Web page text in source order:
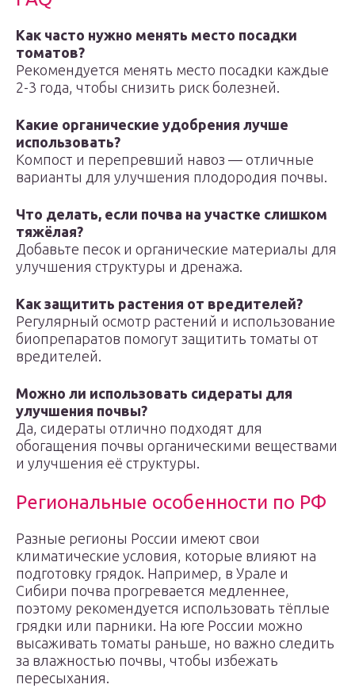
Как часто нужно менять место посадки
томатов?
Рекомендуется менять место посадки каждые
2-3 года, чтобы снизить риск болезней.
Какие органические удобрения лучше
использовать?
Компост и перепревший навоз — отличные
варианты для улучшения плодородия почвы.
Что делать, если почва на участке слишком
тяжёлая?
Добавьте песок и органические материалы для
улучшения структуры и дренажа.
Как защитить растения от вредителей?
Регулярный осмотр растений и использование
биопрепаратов помогут защитить томаты от
вредителей.
Можно ли использовать сидераты для
улучшения почвы?
Да, сидераты отлично подходят для
обогащения почвы органическими веществами
и улучшения её структуры.
Региональные особенности по РФ
Разные регионы России имеют свои
климатические условия, которые влияют на
подготовку грядок. Например, в Урале и
Сибири почва прогревается медленнее,
поэтому рекомендуется использовать тёплые
грядки или парники. На юге России можно
высаживать томаты раньше, но важно следить
за влажностью почвы, чтобы избежать
пересыхания.